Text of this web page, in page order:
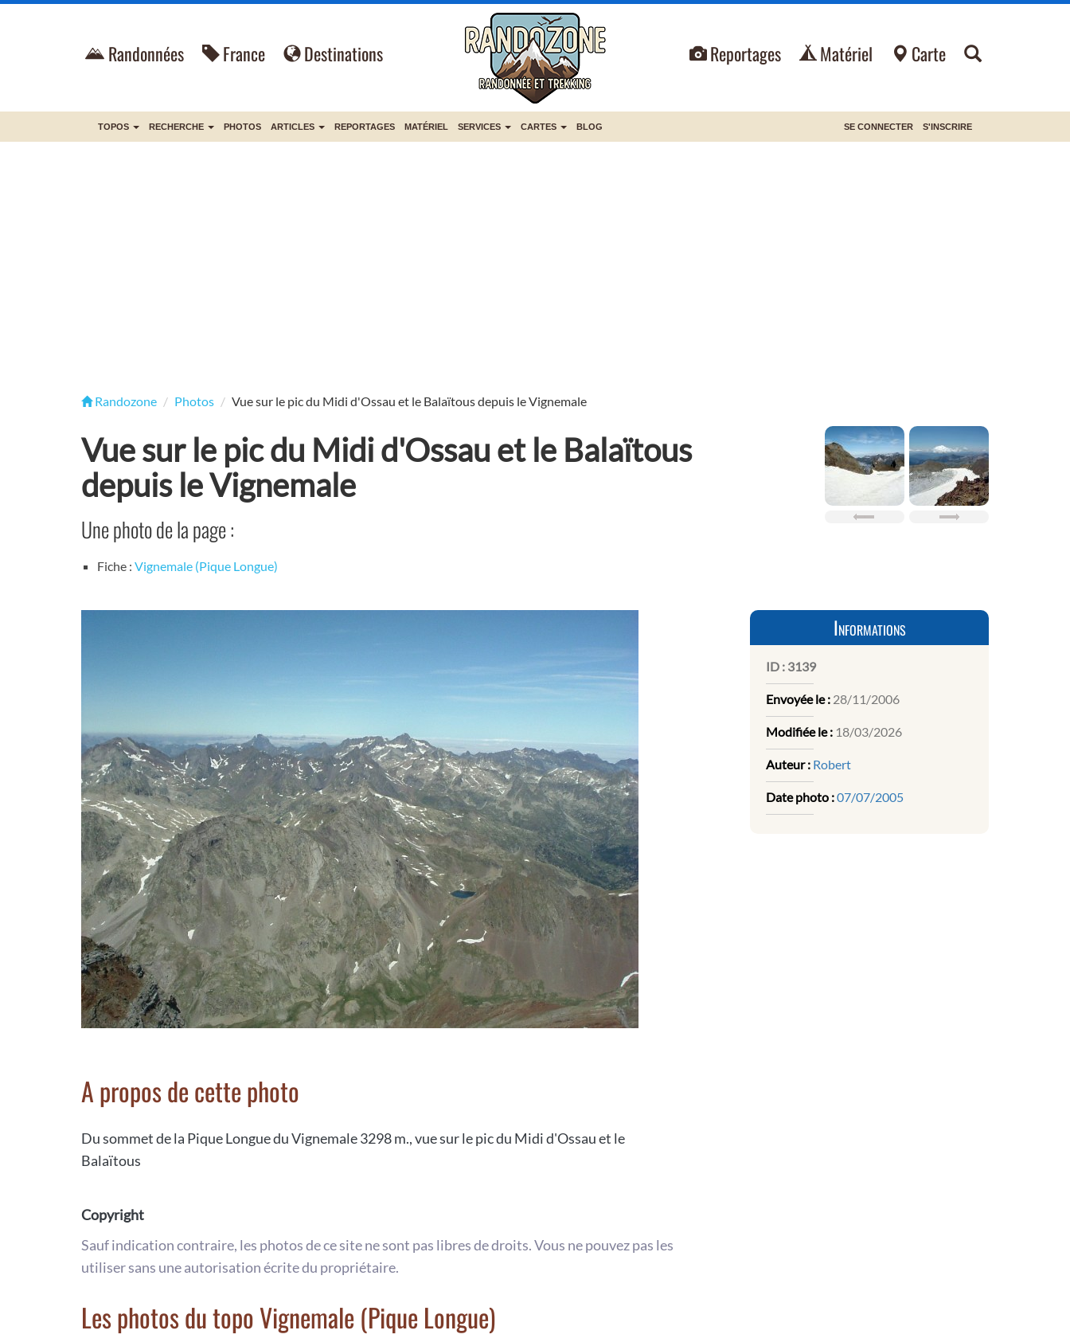
Randonnées France Destinations Reportages Matériel Carte
TOPOS RECHERCHE PHOTOS ARTICLES REPORTAGES MATÉRIEL SERVICES CARTES BLOG SE CONNECTER S'INSCRIRE
Randozone Photos Vue sur le pic du Midi d'Ossau et le Balaïtous depuis le Vignemale
Vue sur le pic du Midi d'Ossau et le Balaïtous
depuis le Vignemale
Une photo de la page :
Fiche : Vignemale (Pique Longue)
A propos de cette photo
Du sommet de la Pique Longue du Vignemale 3298 m., vue sur le pic du Midi d'Ossau et le
Balaïtous
Copyright
Sauf indication contraire, les photos de ce site ne sont pas libres de droits. Vous ne pouvez pas les
utiliser sans une autorisation écrite du propriétaire.
Les photos du topo Vignemale (Pique Longue)
Informations
ID : 3139
Envoyée le : 28/11/2006
Modifiée le : 18/03/2026
Auteur : Robert
Date photo :07/07/2005